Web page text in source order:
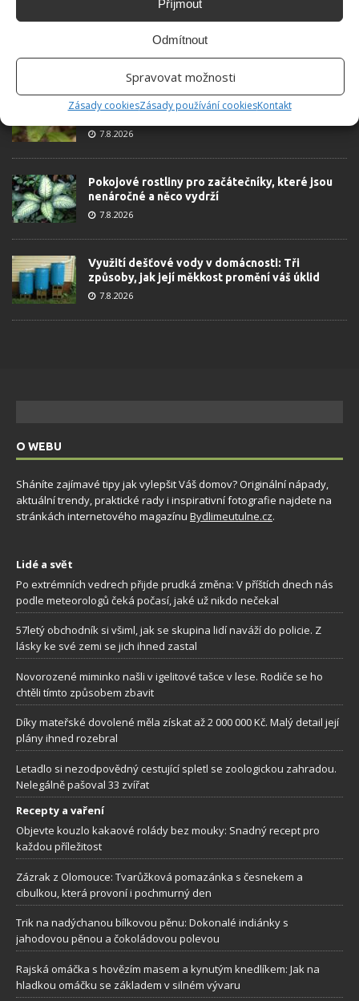
Příjmout
Odmítnout
Spravovat možnosti
Zásady cookiesZásady používání cookiesKontakt
ŽHAVÉ NOVINKY
Tyto rostliny odpuzují klíšťata. Ujistěte se, že je
máte na zahrádce
7.8.2026
Pokojové rostliny pro začátečníky, které jsou
nenáročné a něco vydrží
7.8.2026
Využití dešťové vody v domácnosti: Tři
způsoby, jak její měkkost promění váš úklid
7.8.2026
O WEBU
Sháníte zajímavé tipy jak vylepšit Váš domov? Originální nápady,
aktuální trendy, praktické rady i inspirativní fotografie najdete na
stránkách internetového magazínu Bydlimeutulne.cz.
Lidé a svět
Po extrémních vedrech přijde prudká změna: V příštích dnech nás
podle meteorologů čeká počasí, jaké už nikdo nečekal
57letý obchodník si všiml, jak se skupina lidí naváží do policie. Z
lásky ke své zemi se jich ihned zastal
Novorozené miminko našli v igelitové tašce v lese. Rodiče se ho
chtěli tímto způsobem zbavit
Díky mateřské dovolené měla získat až 2 000 000 Kč. Malý detail její
plány ihned rozebral
Letadlo si nezodpovědný cestující spletl se zoologickou zahradou.
Nelegálně pašoval 33 zvířat
Recepty a vaření
Objevte kouzlo kakaové rolády bez mouky: Snadný recept pro
každou příležitost
Zázrak z Olomouce: Tvarůžková pomazánka s česnekem a
cibulkou, která provoní i pochmurný den
Trik na nadýchanou bílkovou pěnu: Dokonalé indiánky s
jahodovou pěnou a čokoládovou polevou
Rajská omáčka s hovězím masem a kynutým knedlíkem: Jak na
hladkou omáčku se základem v silném vývaru